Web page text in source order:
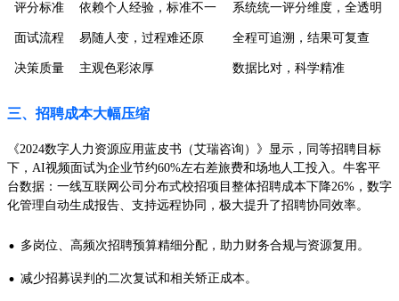
评分标准 依赖个人经验，标准不一 系统统一评分维度，全透明
面试流程 易随人变，过程难还原 全程可追溯，结果可复查
决策质量 主观色彩浓厚 数据比对，科学精准
三、招聘成本大幅压缩
《2024数字人力资源应用蓝皮书（艾瑞咨询）》显示，同等招聘目标
下，AI视频面试为企业节约60%左右差旅费和场地人工投入。牛客平
台数据：一线互联网公司分布式校招项目整体招聘成本下降26%，数字
化管理自动生成报告、支持远程协同，极大提升了招聘协同效率。
· 多岗位、高频次招聘预算精细分配，助力财务合规与资源复用。
· 减少招募误判的二次复试和相关矫正成本。